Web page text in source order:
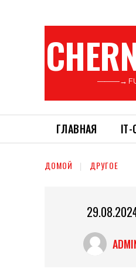
———→
ГЛАВНАЯ
ДОМОЙ ДРУГОЕ